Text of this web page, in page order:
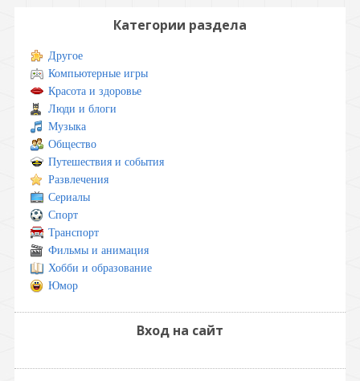
Категории раздела
Другое
Компьютерные игры
Красота и здоровье
Люди и блоги
Музыка
Общество
Путешествия и события
Развлечения
Сериалы
Спорт
Транспорт
Фильмы и анимация
Хобби и образование
Юмор
Вход на сайт